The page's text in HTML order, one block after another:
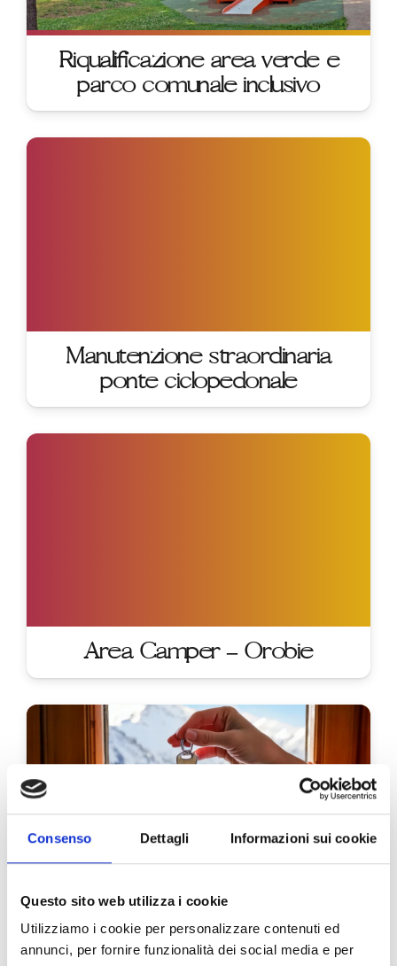
Consenso Dettagli Informazioni sui cookie
Questo sito web utilizza i cookie
Utilizziamo i cookie per personalizzare contenuti ed
annunci, per fornire funzionalità dei social media e per
Riqualificazione area verde e
parco comunale inclusivo
Manutenzione straordinaria
ponte ciclopedonale
Area Camper – Orobie
We Ardesio – Cooperativa di
Comunità